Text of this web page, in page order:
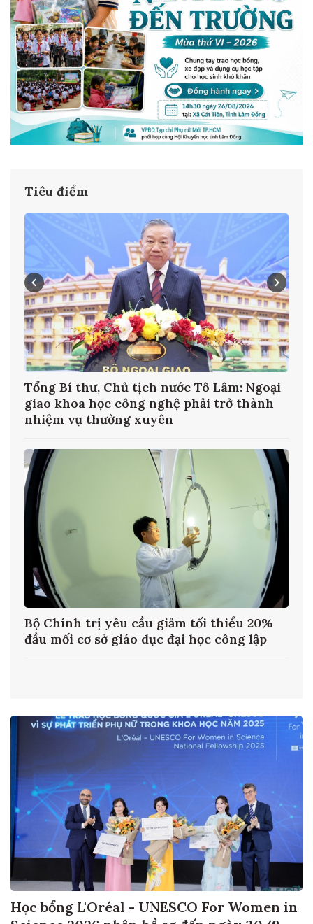
Tiêu điểm
Bộ Tư pháp tổ chức Diễn đàn Pháp luật
ASEAN 2026 về ứng dụng AI trong xây
dựng và thi hành pháp luậ
Đổi tên Ban Tuyên giáo và Dân vận Trung
ương thành Ban Tuyên giáo Trung ương
Học bổng L'Oréal - UNESCO For Women in